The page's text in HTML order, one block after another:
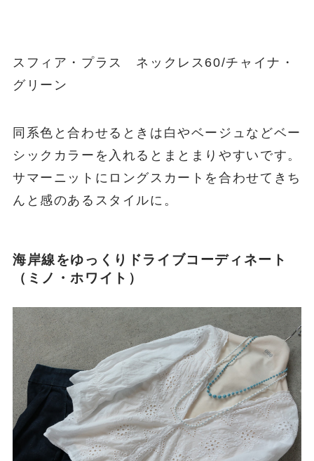
グリーン
同系色と合わせるときは白やベージュなどベー
シックカラーを入れるとまとまりやすいです。
サマーニットにロングスカートを合わせてきち
んと感のあるスタイルに。